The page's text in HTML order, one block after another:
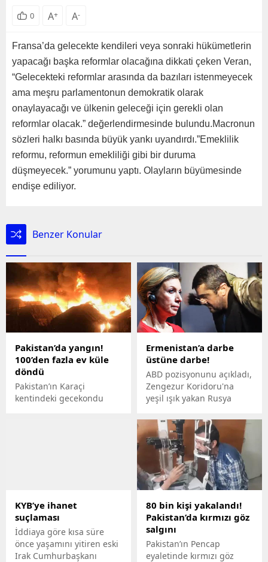
0 A+ A-
Fransa’da gelecekte kendileri veya sonraki hükümetlerin
yapacağı başka reformlar olacağına dikkati çeken Veran,
“Gelecekteki reformlar arasında da bazıları istenmeyecek
ama meşru parlamentonun demokratik olarak
onaylayacağı ve ülkenin geleceği için gerekli olan
reformlar olacak.” değerlendirmesinde bulundu.Macronun
sözleri halkı basında büyük yankı uyandırdı.”Emeklilik
reformu, reformun emekliliği gibi bir duruma
düşmeyecek.” yorumunu yaptı. Olayların büyümesinde
endişe ediliyor.
Benzer Konular
Pakistan’da yangın!
100’den fazla ev küle
döndü
Pakistan’ın Karaçi
kentindeki gecekondu
Ermenistan’a darbe
üstüne darbe!
ABD pozisyonunu açıkladı,
Zengezur Koridoru'na
yeşil ışık yakan Rusya
Karabağ'daki barış gücü
askerlerinin geleceğinin
yalnızca Azerbaycan'la ele
alınacağını duyurdu. İşgal
rejiminin liderlerine dair
soruya verilen yanıt ise,
söze gerek bırakmadı.
KYB’ye ihanet
suçlaması
İddiaya göre kısa süre
önce yaşamını yitiren eski
Irak Cumhurbaşkanı
80 bin kişi yakalandı!
Pakistan’da kırmızı göz
salgını
Pakistan’ın Pencap
eyaletinde kırmızı göz